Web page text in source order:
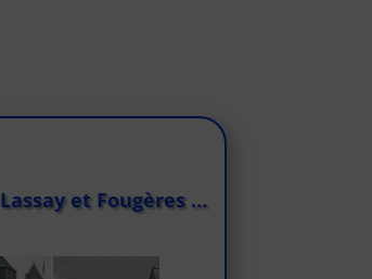
et Fougères …